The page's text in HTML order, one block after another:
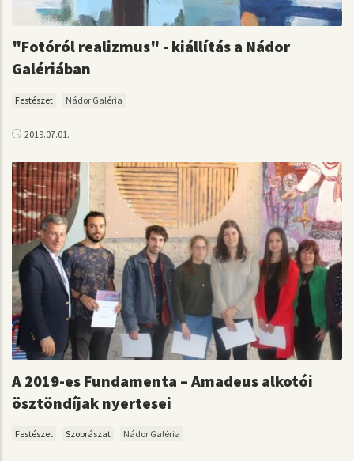
"Fotóról realizmus" - kiállítás a Nádor
Galériában
Festészet Nádor Galéria
2019.07.01.
A 2019-es Fundamenta – Amadeus alkotói
ösztöndíjak nyertesei
Festészet Szobrászat Nádor Galéria